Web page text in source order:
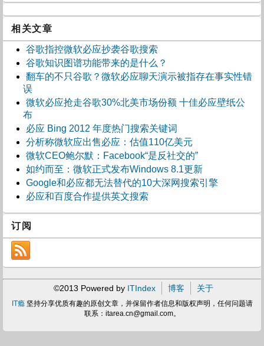
相关文章
谷歌指控微软必应抄袭谷歌搜索
谷歌知识图谱功能带来的是什么？
翻车的不只谷歌？微软必应聊天演示被指存在事实性错
误
微软必应抢走谷歌30%北美市场份额 十佳必应壁纸公
布
必应 Bing 2012 年度热门搜索关键词
分析称微软应出售必应：估值110亿美元
微软CEO鲍尔默：Facebook“是反社交的”
如约而至：微软正式发布Windows 8.1更新
Google和必应都无法替代的10大深网搜索引擎
必应和百度合作提供英文搜索
订阅
©2013 Powered by ITIndex 博客 关于
IT瘾坚持分享优质有趣的原创文章，并保留作者信息和版权声明，任何问题请
联系： itarea.cn@gmail.com。